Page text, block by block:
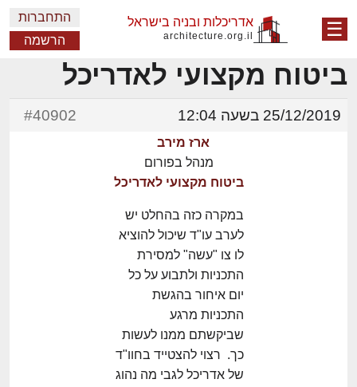
☰ אדריכלות ובניה בישראל
architecture.org.il
התחברות
הרשמה
ביטוח מקצועי לאדריכל
25/12/2019 בשעה 12:04 #40902
ארז מירב
מנהל בפורום
ביטוח מקצועי לאדריכל
במקרה כזה בהחלט יש
לערב עו"ד שיכול להוציא
לו צו "עשה" למסירת
התכניות ולתבוע על כל
יום איחור בהגשת
התכניות מרגע
שביקשתם ממנו לעשות
כך. רצוי להצטייד בחוו"ד
של אדריכל לגבי מה נהוג